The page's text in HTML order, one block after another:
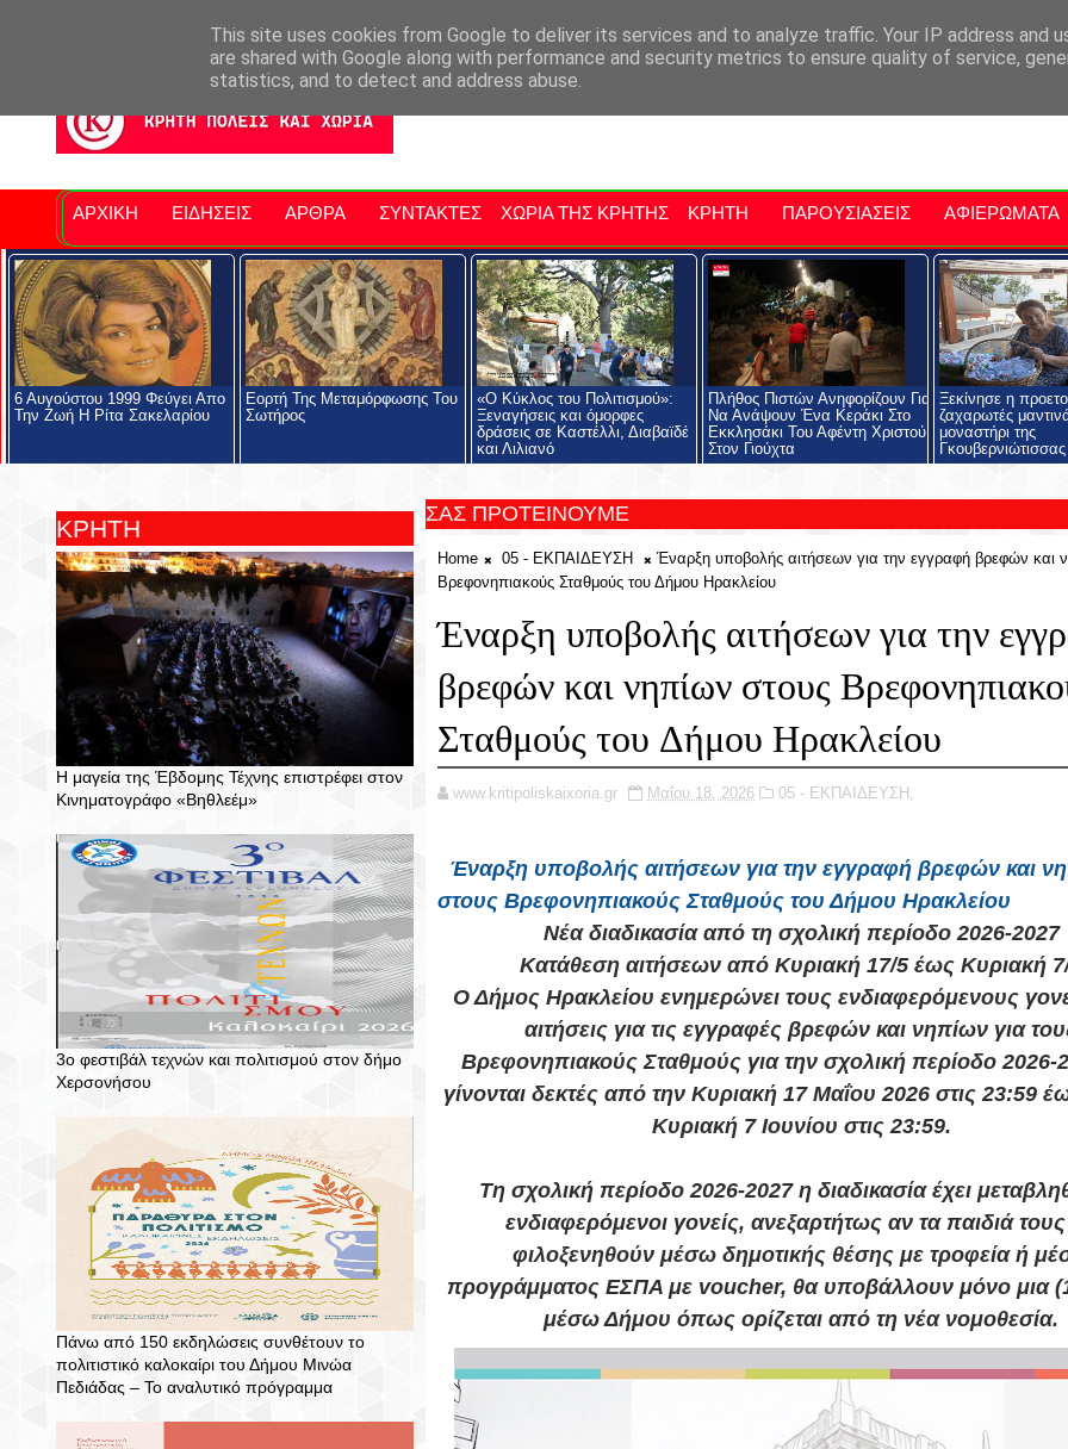
Νομός Λασιθίου Αγαπάμε Ρέθυμνο Επαρχία Μαλεβιζίου Εκδηλώσεις Στην Κρήτη Kriti Traveller
ΑΡΧΙΚΗ ΕΙΔΗΣΕΙΣ ΑΡΘΡΑ ΣΥΝΤΑΚΤΕΣ ΧΩΡΙΑ ΤΗΣ ΚΡΗΤΗΣ ΚΡΗΤΗ ΠΑΡΟΥΣΙΑΣΕΙΣ ΑΦΙΕΡΩΜΑΤΑ
6 Αυγούστου 1999 Φεύγει Απο
Την Ζωή Η Ρίτα Σακελαρίου
Eορτή Της Μεταμόρφωσης Του
Σωτήρος
«Ο Κύκλος του Πολιτισμού»:
Ξεναγήσεις και όμορφες
δράσεις σε Καστέλλι, Διαβαϊδέ
και Λιλιανό
Πλήθος Πιστών Ανηφορίζουν Για
Να Ανάψουν Ένα Κεράκι Στο
Εκκλησάκι Του Αφέντη Χριστού
Στον Γιούχτα
Ξεκίνησε η
ζαχαρωτές
μοναστήρι της
Γκουβερνιώτισσας
ΚΡΗΤΗ
Η μαγεία της Έβδομης Τέχνης επιστρέφει στον
Κινηματογράφο «Βηθλεέμ»
3ο φεστιβάλ τεχνών και πολιτισμού στον δήμο
Χερσονήσου
Πάνω από 150 εκδηλώσεις συνθέτουν το
πολιτιστικό καλοκαίρι του Δήμου Μινώα
Πεδιάδας – To αναλυτικό πρόγραμμα
ΣΑΣ ΠΡΟΤΕΙΝΟΥΜΕ
Home 05 - ΕΚΠΑΙΔΕΥΣΗ
Έναρξη υποβολής αιτήσεων για την εγγραφή βρεφών και
Βρεφονηπιακούς Σταθμούς του Δήμου Ηρακλείου
Έναρξη υποβολής αιτήσεων για την
βρεφών και νηπίων στους
Σταθμούς του Δήμου Ηρακλείου
www.kritipoliskaixoria.gr Μαΐου 18, 2026 05 - ΕΚΠΑΙΔΕΥΣΗ,
Έναρξη υποβολής αιτήσεων για την εγγραφή βρεφών και
στους Βρεφονηπιακούς Σταθμούς του Δήμου Ηρακλείου
Νέα διαδικασία από τη σχολική περίοδο 2026-2027
Κατάθεση αιτήσεων από Κυριακή 17/5 έως Κυριακή
Ο Δήμος Ηρακλείου ενημερώνει τους ενδιαφερόμενους
αιτήσεις για τις εγγραφές βρεφών και νηπίων για
Βρεφονηπιακούς Σταθμούς για την σχολική περίοδο 2026-
γίνονται δεκτές από την Κυριακή 17 Μαΐου 2026 στις 23:59
Κυριακή 7 Ιουνίου στις 23:59.
Τη σχολική περίοδο 2026-2027 η διαδικασία έχει
ενδιαφερόμενοι γονείς, ανεξαρτήτως αν τα παιδιά
φιλοξενηθούν μέσω δημοτικής θέσης με τροφεία ή
προγράμματος ΕΣΠΑ με voucher, θα υποβάλλουν μόνο μια
μέσω Δήμου όπως ορίζεται από τη νέα νομοθεσία.
This site uses cookies from Google to deliver its services and to analyze traffic. Your IP address and
are shared with Google along with performance and security metrics to ensure quality of service,
statistics, and to detect and address abuse.